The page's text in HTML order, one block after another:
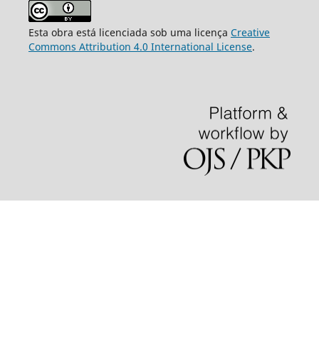
Esta obra está licenciada sob uma licença Creative
Commons Attribution 4.0 International License.